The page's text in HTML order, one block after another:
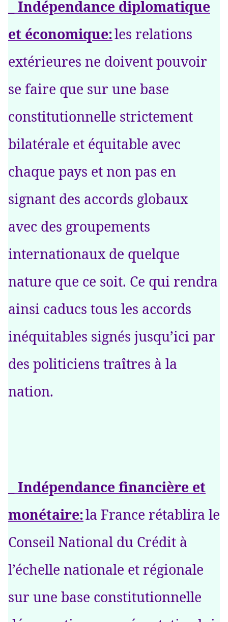
_ Indépendance diplomatique
et économique:les relations
extérieures ne doivent pouvoir
se faire que sur une base
constitutionnelle strictement
bilatérale et équitable avec
chaque pays et non pas en
signant des accords globaux
avec des groupements
internationaux de quelque
nature que ce soit. Ce qui rendra
ainsi caducs tous les accords
inéquitables signés jusqu’ici par
des politiciens traîtres à la
nation.
_ Indépendance financière et
monétaire:la France rétablira le
Conseil National du Crédit à
l’échelle nationale et régionale
sur une base constitutionnelle